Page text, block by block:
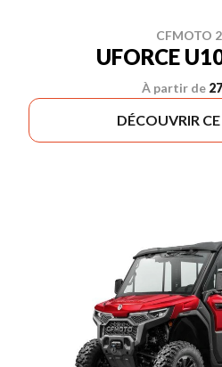
CFMOTO
UFORCE
À partir de
DÉCOUVRIR